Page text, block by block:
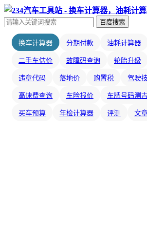
百度搜索
换车计算器 分期付款 油耗计算器
二手车估价 故障码查询 轮胎升级
违章代码 落地价 购置税 驾驶
高速费查询 车险报价 车牌号码测
买车预算 年检计算器 评测 文